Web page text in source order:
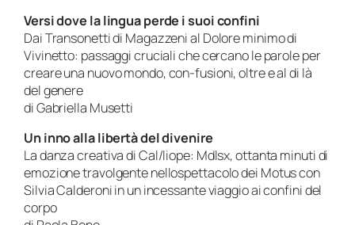
Versi dove la lingua perde i suoi confini
Dai Transonetti di Magazzeni al Dolore minimo di
Vivinetto: passaggi cruciali che cercano le parole per
creare una nuovo mondo, con-fusioni, oltre e al di là
del genere
di Gabriella Musetti
Un inno alla libertà del divenire
La danza creativa di Cal/liope: Mdlsx, ottanta minuti di
emozione travolgente nellospettacolo dei Motus con
Silvia Calderoni in un incessante viaggio ai confini del
corpo